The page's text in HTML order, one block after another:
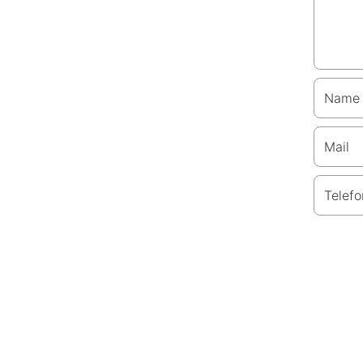
Name
Mail